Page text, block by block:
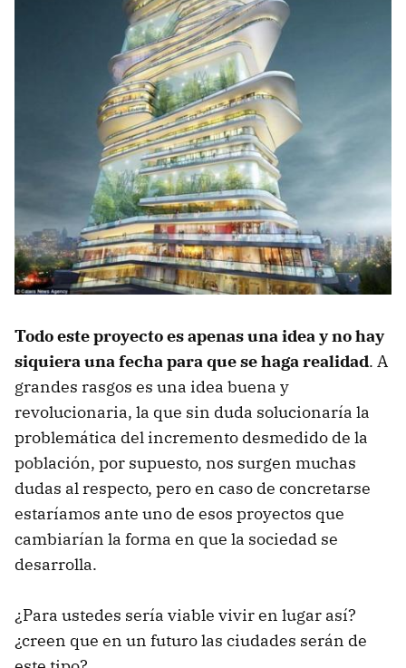
Todo este proyecto es apenas una idea y no hay
siquiera una fecha para que se haga realidad. A
grandes rasgos es una idea buena y
revolucionaria, la que sin duda solucionaría la
problemática del incremento desmedido de la
población, por supuesto, nos surgen muchas
dudas al respecto, pero en caso de concretarse
estaríamos ante uno de esos proyectos que
cambiarían la forma en que la sociedad se
desarrolla.
¿Para ustedes sería viable vivir en lugar así?
¿creen que en un futuro las ciudades serán de